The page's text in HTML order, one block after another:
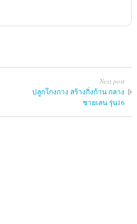
Next post
ปลูกโกงกาง สร้างกิ่งก้าน กลาง
ชายเลน รุ่น16